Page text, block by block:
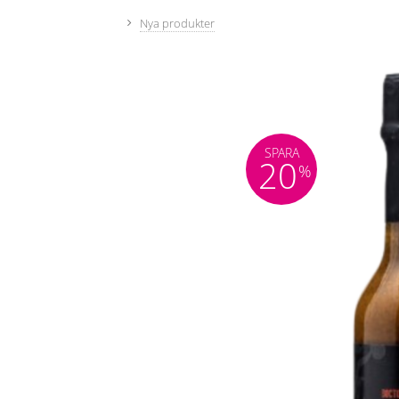
Nya produkter
SPARA
20%